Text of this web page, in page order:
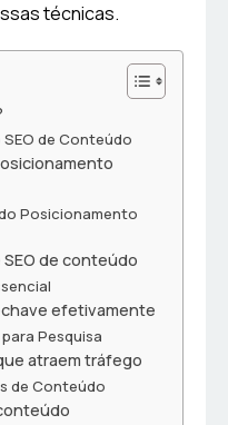
técnicas.
de Conteúdo
Posicionamento
de conteúdo
efetivamente
Pesquisa
atraem tráfego
de Conteúdo